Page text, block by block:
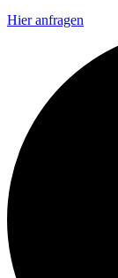
Hier anfragen